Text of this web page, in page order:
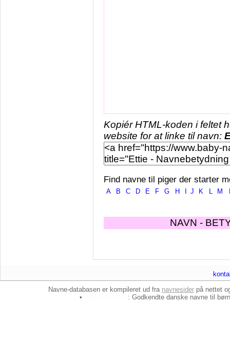
Kopiér HTML-koden i feltet
website for at linke til navn:
Find navne til piger der starter
A B C D E F G H J K L M
NAVN -
Navne-databasen er kompileret ud fra navnesider på nettet
•
: Godkendte danske navne til børn